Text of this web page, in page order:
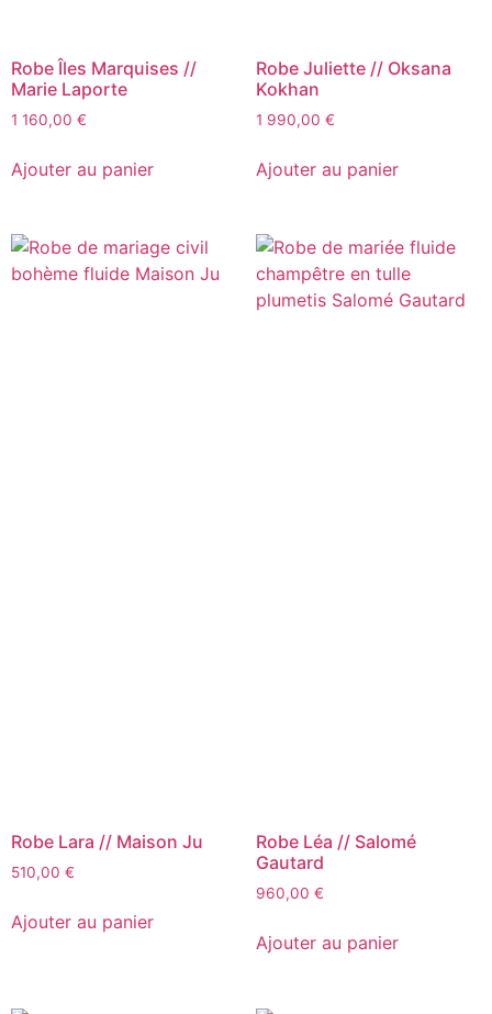
Robe Îles Marquises //
Marie Laporte
1 160,00 €
Ajouter au panier
Robe Juliette // Oksana
Kokhan
1 990,00 €
Ajouter au panier
Robe Lara // Maison Ju
510,00 €
Ajouter au panier
Robe Léa // Salomé
Gautard
960,00 €
Ajouter au panier